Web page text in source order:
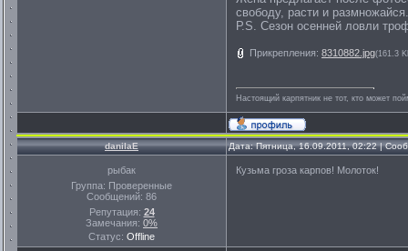
свободу, расти и размножайся.
Р.S. Сезон осенней ловли
Прикрепления: 8310882.jpg(161.3
Настоящий карпятник не тот, кто может
danilaE Дата: Пятница, 16.09.2011, 02:22 |
рыбак
Группа: Проверенные
Сообщений: 86
Репутация: 24
Замечания: 0%
Статус: Offline
Кузьма гроза карпов! Молоток!